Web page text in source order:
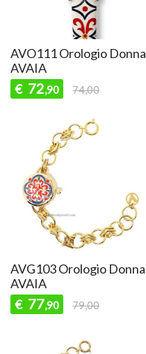
AVO111 Orologio Donna
AVAIA
€ 72,90 74,00
AVG103 Orologio Donna
AVAIA
€ 77,90 79,00